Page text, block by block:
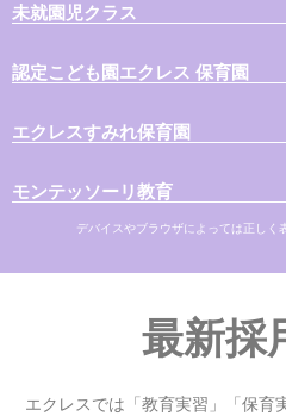
未就園児クラス
認定こども園エクレス 保育園
エクレスすみれ保育園
モンテッソーリ教育
デバイスやブラウザによっては正しく
最新採
エクレスでは「教育実習」「保育